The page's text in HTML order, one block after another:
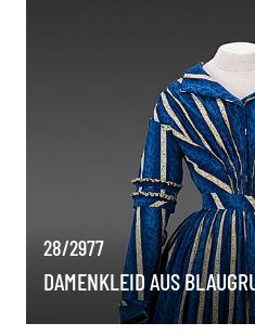
28/2977
DAMENKLEID AUS